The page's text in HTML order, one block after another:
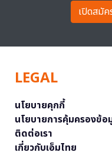
เปิดสมั
LEGAL
นโยบายคุกกี้
นโยบายการคุ้มครองข้
ติดต่อเรา
เกี่ยวกับเอ็มไทย